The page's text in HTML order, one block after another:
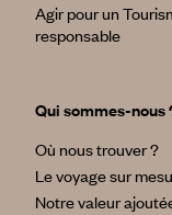
Agir pour un
responsable
Qui sommes-nous
Où nous trouver ?
Le voyage sur
Notre valeur